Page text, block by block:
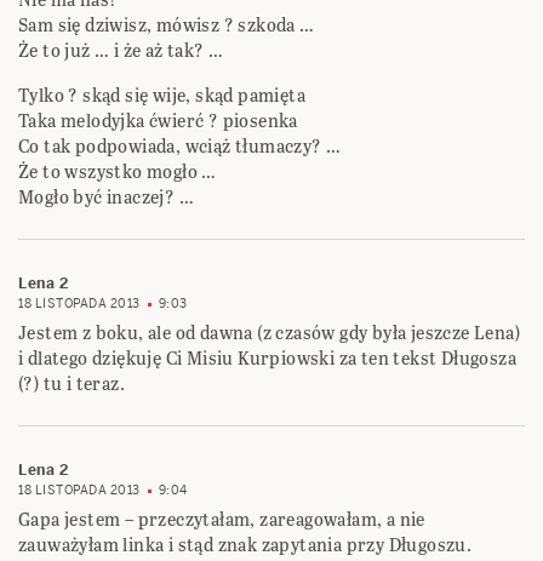
Sam się dziwisz, mówisz ? szkoda …
Że to już … i że aż tak? …
Tylko ? skąd się wije, skąd pamięta
Taka melodyjka ćwierć ? piosenka
Co tak podpowiada, wciąż tłumaczy? …
Że to wszystko mogło …
Mogło być inaczej? …
Lena 2
18 LISTOPADA 2013 9:03
Jestem z boku, ale od dawna (z czasów gdy była jeszcze Lena)
i dlatego dziękuję Ci Misiu Kurpiowski za ten tekst Długosza
(?) tu i teraz.
Lena 2
18 LISTOPADA 2013 9:04
Gapa jestem – przeczytałam, zareagowałam, a nie
zauważyłam linka i stąd znak zapytania przy Długoszu.